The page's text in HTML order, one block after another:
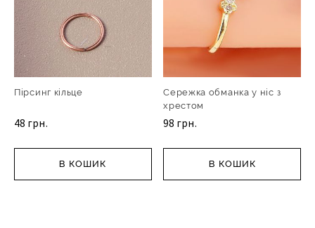
Пірсинг кільце
48 грн.
В КОШИК
Сережка обманка у ніс з
хрестом
98 грн.
В КОШИК